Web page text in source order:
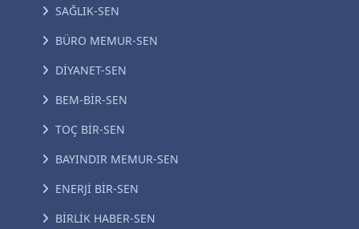
SAĞLIK-SEN
BÜRO MEMUR-SEN
DİYANET-SEN
BEM-BİR-SEN
TOÇ BİR-SEN
BAYINDIR MEMUR-SEN
ENERJİ BİR-SEN
BİRLİK HABER-SEN